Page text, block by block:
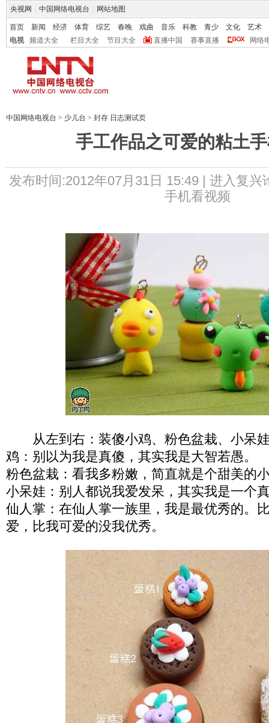
央视网 中国网络电视台 网站地图
首页 新闻 经济 体育 综艺 春晚 戏曲 音乐 科教 青少 文化
艺术
电视
频道大全 栏目大全 节目大全 直播中国 赛事直播 网络
中国网络电视台 > 少儿台 > 封存 日志测试页
手工作品之可爱的粘土
发布时间:2012年07月31日 15:49 | 进入复兴
手机看视频
从左到右：装傻小鸡、粉色盆栽、小呆
鸡：别以为我是真傻，其实我是大智若愚。
粉色盆栽：看我多粉嫩，简直就是个甜美的
小呆娃：别人都说我爱发呆，其实我是一个
仙人掌：在仙人掌一族里，我是最优秀的。
爱，比我可爱的没我优秀。